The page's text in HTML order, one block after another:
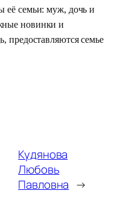
её семьи: муж, дочь и
новинки и
предоставляются семье
Кудянова
Любовь
Павловна →